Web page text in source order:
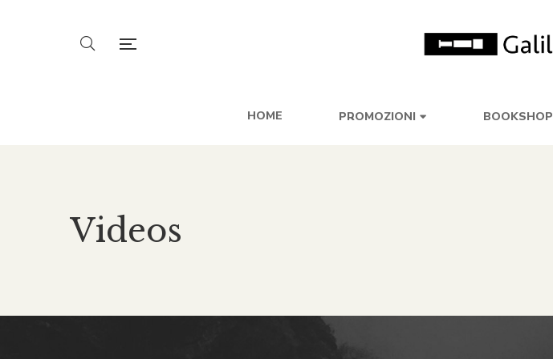
HOME PROMOZIONI BOOKSHOP
Videos